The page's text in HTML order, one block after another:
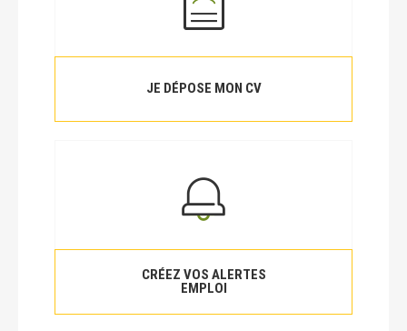
JE DÉPOSE MON CV
CRÉEZ VOS ALERTES
EMPLOI